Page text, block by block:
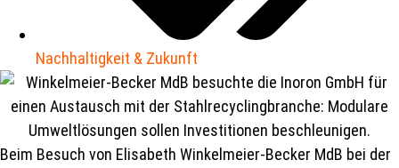
Nachhaltigkeit & Zukunft
Beim Besuch von Elisabeth Winkelmeier-Becker MdB bei der